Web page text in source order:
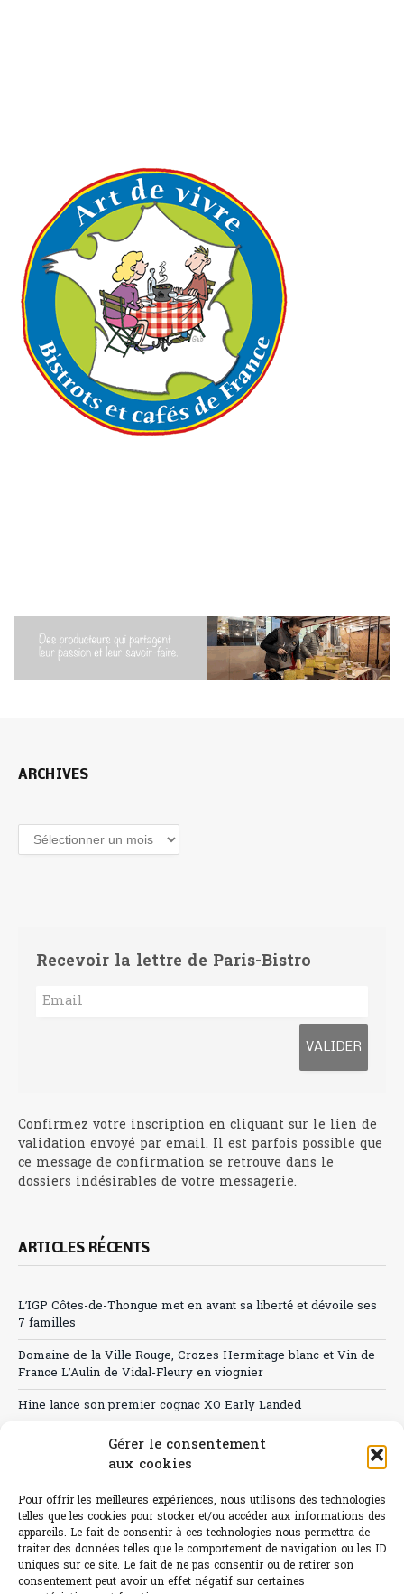
Gérer le consentement
aux cookies
Pour offrir les meilleures expériences, nous utilisons des technologies
telles que les cookies pour stocker et/ou accéder aux informations des
appareils. Le fait de consentir à ces technologies nous permettra de
traiter des données telles que le comportement de navigation ou les ID
uniques sur ce site. Le fait de ne pas consentir ou de retirer son
consentement peut avoir un effet négatif sur certaines
ARCHIVES
Archives
Recevoir la lettre de Paris-Bistro
Confirmez votre inscription en cliquant sur le lien de
validation envoyé par email. Il est parfois possible que
ce message de confirmation se retrouve dans le
dossiers indésirables de votre messagerie.
ARTICLES RÉCENTS
L’IGP Côtes-de-Thongue met en avant sa liberté et dévoile ses
7 familles
Domaine de la Ville Rouge, Crozes Hermitage blanc et Vin de
France L’Aulin de Vidal-Fleury en viognier
Hine lance son premier cognac XO Early Landed
Canicule : A quand le CHR à « l’heure espagnole » ?
Sélection de rosés 2026